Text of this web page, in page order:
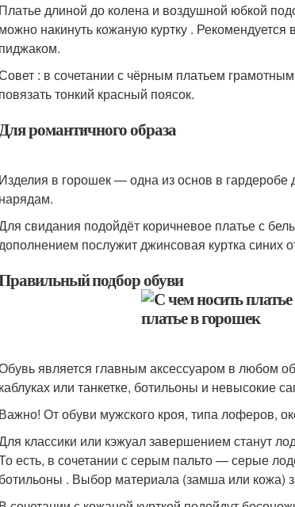
Платье длиной до колена и воздушной юбкой
можно накинуть кожаную куртку .
пиджаком.
: в сочетании с чёрным платьем
повязать тонкий красный поясок.
романтичного образа
Изделия в горошек — одна из основ в
нарядам.
свидания подойдёт коричневое платье с
послужит джинсовая куртка синих
подбор обуви
является главным аксессуаром в любом
каблуках или танкетке, ботильоны и невысокие
Важно! От обуви мужского кроя, типа лоферов,
классики или кэжуал завершением станут
есть, в сочетании с серым пальто — серые
ботильоны . Выбор материала (замша или кожа)